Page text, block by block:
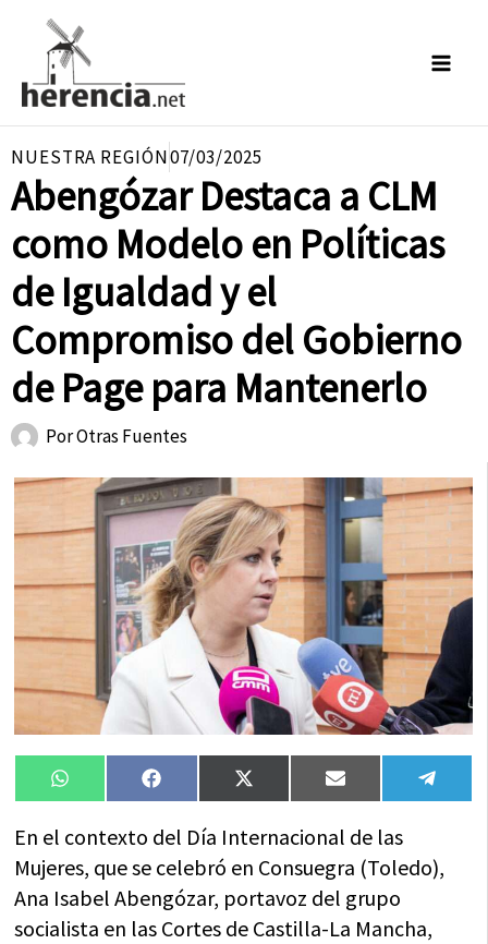
contenido
NUESTRA REGIÓN07/03/2025
Abengózar Destaca a CLM
como Modelo en Políticas
de Igualdad y el
Compromiso del Gobierno
de Page para Mantenerlo
PorOtras Fuentes
Compartir
en
WhatsAppCompartir
en
FacebookCompartir
en
X
(Twitter)
Compartir
en
Email
en
En el contexto del Día Internacional de las
Mujeres, que se celebró en Consuegra (Toledo),
Ana Isabel Abengózar, portavoz del grupo
socialista en las Cortes de Castilla-La Mancha,